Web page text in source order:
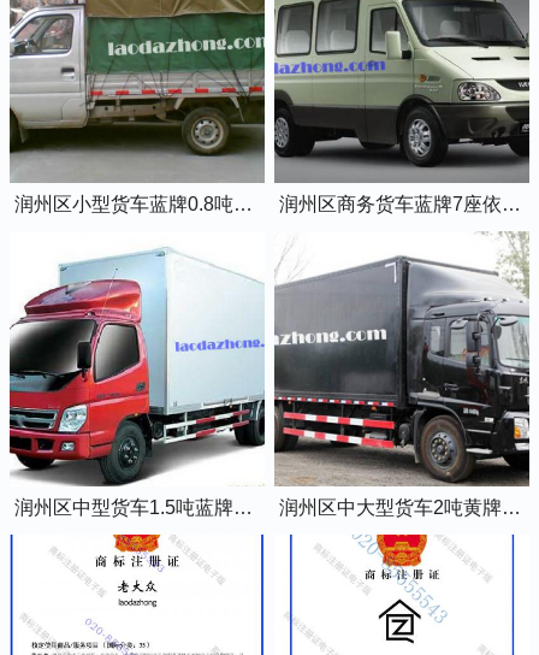
润州区小型货车蓝牌0.8吨小卡车 润州区商务货车蓝牌7座依维柯全顺车
润州区中型货车1.5吨蓝牌4米2厢式货车 润州区中大型货车2吨黄牌5米2厢式货车